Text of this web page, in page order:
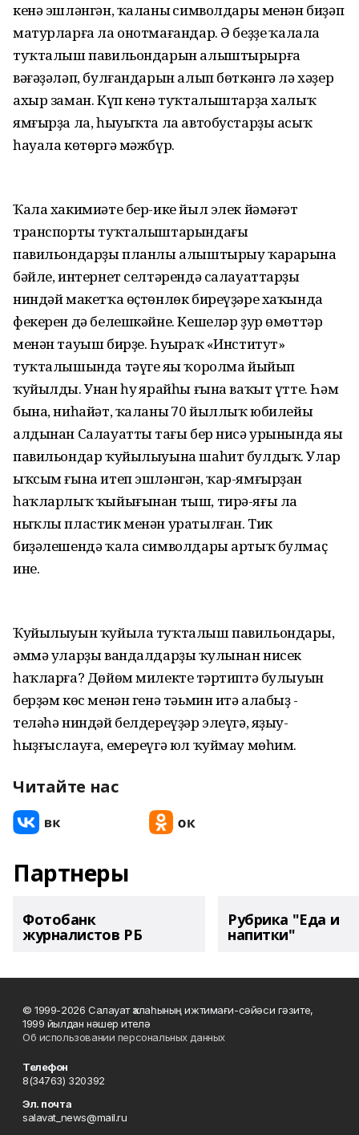
кенә эшләнгән, ҡаланың символдары менән биҙәп
матурларға ла онотмағандар. Ә беҙҙең ҡалала
туҡталыш павильондарын алыштырырға
вәғәҙәләп, булғандарын алып бөткәнгә лә хәҙер
ахыр заман. Күп кенә туҡталыштарҙа халыҡ
ямғырҙа ла, һыуыҡта ла автобустарҙы асыҡ
һауала көтөргә мәжбүр.
Ҡала хакимиәте бер-ике йыл элек йәмәғәт
транспорты туҡталыштарындағы
павильондарҙы планлы алыштырыу ҡарарына
бәйле, интернет селтәрендә салауаттарҙың
ниндәй макетҡа өҫтөнлөк биреүҙәре хаҡында
фекерен дә белешкәйне. Кешеләр ҙур өмөттәр
менән тауыш бирҙе. Һуңыраҡ «Институт»
туҡталышында тәүге яңы ҡоролма йыйып
ҡуйылды. Унан һуң ярайһы ғына ваҡыт үтте. Һәм
бына, ниһайәт, ҡаланың 70 йыллыҡ юбилейы
алдынан Салауаттың тағы бер нисә урынында яңы
павильондар ҡуйылыуына шаһит булдыҡ. Улар
ыҡсым ғына итеп эшләнгән, ҡар-ямғырҙан
һаҡларлыҡ ҡыйығынан тыш, тирә-яғы ла
ныҡлы пластик менән уратылған. Тик
биҙәлешендә ҡала символдары артыҡ булмаҫ
ине.
Ҡуйылыуын ҡуйыла туҡталыш павильондары,
әммә уларҙы вандалдарҙың ҡулынан нисек
һаҡларға? Дөйөм милектең тәртиптә булыуын
берҙәм көс менән генә тәьмин итә алабыҙ -
теләһә ниндәй белдереүҙәр элеүгә, яҙыу-
һыҙғыслауға, емереүгә юл ҡуймау мөһим.
Читайте нас
Партнеры
Фотобанк
журналистов РБ
Рубрика "Еда и
напитки"
© 1999-2026 Салауат ҡалаһының ижтимағи-сәйәси гәзите,
1999 йылдан нәшер ителә
Об использовании персональных данных
Телефон
8(34763) 320392
Эл. почта
salavat_news@mail.ru